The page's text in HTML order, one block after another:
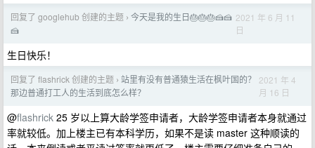
回复了 googlehub 创建的主题 › 今天是我的生日🎂🎂🎂🍰🍰
🍰
2021 年 6 月 11
日
生日快乐！
回复了 flashrick 创建的主题 › 站里有没有普通猿生活在枫叶国的？
那边普通打工人的生活到底怎么样？
2021 年 4
月 16 日
@flashrick 25 岁以上算大龄学签申请者，大龄学签申请者本身就通过
率就较低。加上楼主已有本科学历，如果不是读 master 这种顺读的